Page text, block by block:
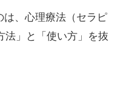
は、心理療法（セラピ
法」と「使い方」を抜